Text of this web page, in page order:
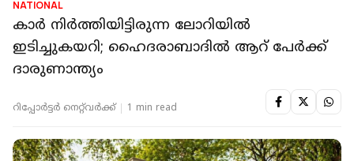
NATIONAL
കാര്‍ നിര്‍ത്തിയിട്ടിരുന്ന ലോറിയില്‍
ഇടിച്ചുകയറി; ഹൈദരാബാദില്‍ ആറ് പേര്‍ക്ക്
ദാരുണാന്ത്യം
റിപ്പോർട്ടർ നെറ്റ്‌വര്‍ക്ക്‌ 1 min read